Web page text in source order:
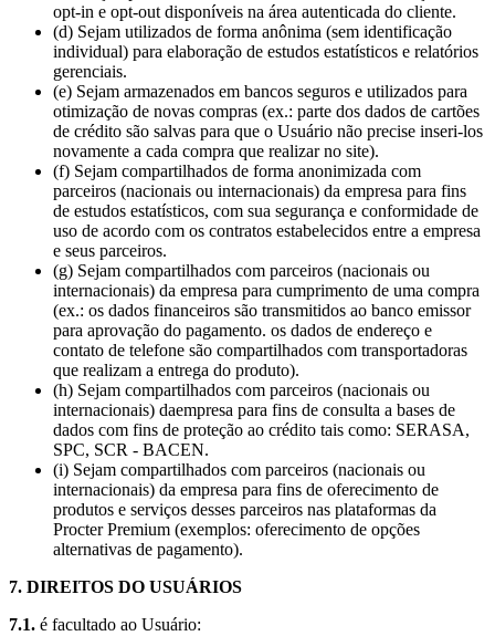
opt-in e opt-out disponíveis na área autenticada do cliente.
(d) Sejam utilizados de forma anônima (sem identificação
individual) para elaboração de estudos estatísticos e relatórios
gerenciais.
(e) Sejam armazenados em bancos seguros e utilizados para
otimização de novas compras (ex.: parte dos dados de cartões
de crédito são salvas para que o Usuário não precise inseri-los
novamente a cada compra que realizar no site).
(f) Sejam compartilhados de forma anonimizada com
parceiros (nacionais ou internacionais) da empresa para fins
de estudos estatísticos, com sua segurança e conformidade de
uso de acordo com os contratos estabelecidos entre a empresa
e seus parceiros.
(g) Sejam compartilhados com parceiros (nacionais ou
internacionais) da empresa para cumprimento de uma compra
(ex.: os dados financeiros são transmitidos ao banco emissor
para aprovação do pagamento. os dados de endereço e
contato de telefone são compartilhados com transportadoras
que realizam a entrega do produto).
(h) Sejam compartilhados com parceiros (nacionais ou
internacionais) daempresa para fins de consulta a bases de
dados com fins de proteção ao crédito tais como: SERASA,
SPC, SCR - BACEN.
(i) Sejam compartilhados com parceiros (nacionais ou
internacionais) da empresa para fins de oferecimento de
produtos e serviços desses parceiros nas plataformas da
Procter Premium (exemplos: oferecimento de opções
alternativas de pagamento).
7. DIREITOS DO USUÁRIOS
7.1. é facultado ao Usuário: